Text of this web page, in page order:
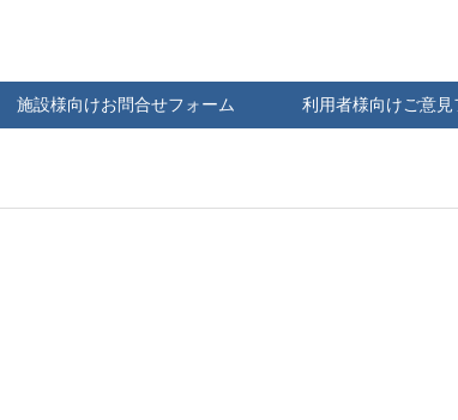
施設様向けお問合せフォーム 利用者様向けご意見